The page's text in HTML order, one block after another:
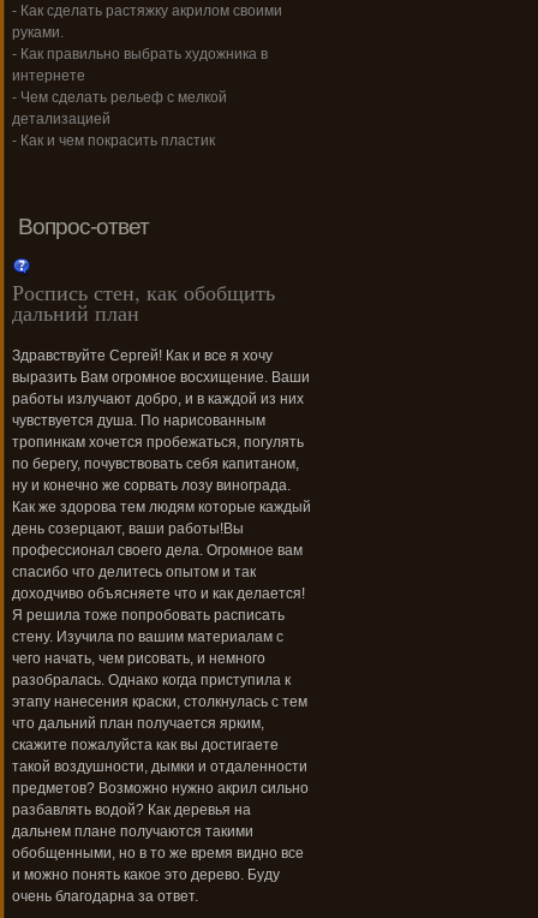
- Как сделать растяжку акрилом своими
руками.
- Как правильно выбрать художника в
интернете
- Чем сделать рельеф с мелкой
детализацией
- Как и чем покрасить пластик
Вопрос-ответ
Роспись стен, как обобщить
дальний план
Здравствуйте Сергей! Как и все я хочу
выразить Вам огромное восхищение. Ваши
работы излучают добро, и в каждой из них
чувствуется душа. По нарисованным
тропинкам хочется пробежаться, погулять
по берегу, почувствовать себя капитаном,
ну и конечно же сорвать лозу винограда.
Как же здорова тем людям которые каждый
день созерцают, ваши работы!Вы
профессионал своего дела. Огромное вам
спасибо что делитесь опытом и так
доходчиво объясняете что и как делается!
Я решила тоже попробовать расписать
стену. Изучила по вашим материалам с
чего начать, чем рисовать, и немного
разобралась. Однако когда приступила к
этапу нанесения краски, столкнулась с тем
что дальний план получается ярким,
скажите пожалуйста как вы достигаете
такой воздушности, дымки и отдаленности
предметов? Возможно нужно акрил сильно
разбавлять водой? Как деревья на
дальнем плане получаются такими
обобщенными, но в то же время видно все
и можно понять какое это дерево. Буду
очень благодарна за ответ.